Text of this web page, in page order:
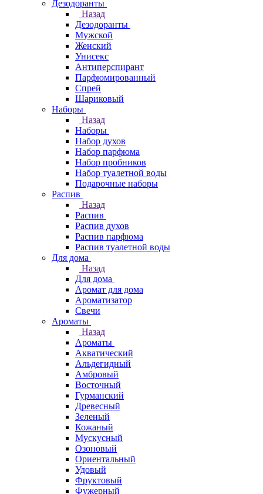
Дезодоранты
Назад
Дезодоранты
Мужской
Женский
Унисекс
Антиперспирант
Парфюмированный
Спрей
Шариковый
Наборы
Назад
Наборы
Набор духов
Набор парфюма
Набор пробников
Набор туалетной воды
Подарочные наборы
Распив
Назад
Распив
Распив духов
Распив парфюма
Распив туалетной воды
Для дома
Назад
Для дома
Аромат для дома
Ароматизатор
Свечи
Ароматы
Назад
Ароматы
Акватический
Альдегидный
Амбровый
Восточный
Гурманский
Древесный
Зеленый
Кожаный
Мускусный
Озоновый
Ориентальный
Удовый
Фруктовый
Фужерный